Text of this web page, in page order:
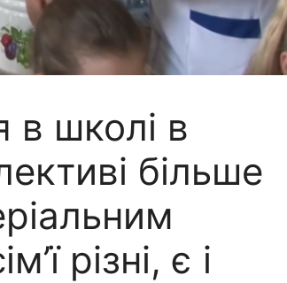
в школі в
більше
різні, є і